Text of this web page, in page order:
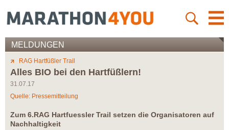
MELDUNGEN
RAG Hartfüßler Trail
Alles BIO bei den Hartfüßlern!
31.07.17
Quelle: Pressemitteilung
Zum 6.RAG Hartfuessler Trail setzen die Organisatoren auf
Nachhaltigkeit